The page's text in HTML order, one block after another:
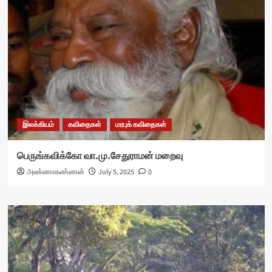
இலக்கியம் கவிதைகள் மரபுக் கவிதைகள்
பெருங்கவிக்கோ வா.மு.சேதுராமன் மறைவு
அண்ணாகண்ணன் July 5, 2025 0